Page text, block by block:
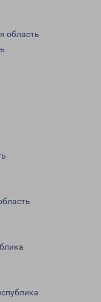
область